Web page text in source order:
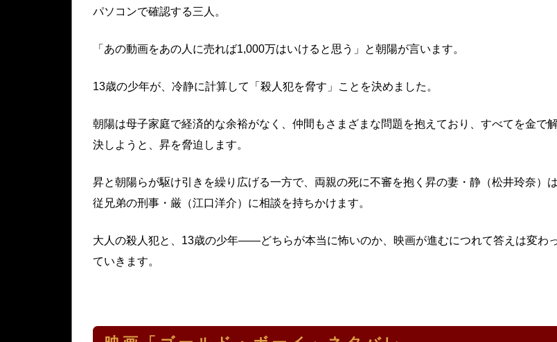
パソコンで確認する三人。
「あの動画をあの人に売れば1,000万はいけると思う」と朝陽が言います。
13歳の少年が、冷静に計算して「殺人犯を脅す」ことを決めました。
朝陽は母子家庭で経済的な余裕がなく、仲間もさまざまな問題を抱えており、すべてを金で
決しようと、昇を脅迫します。
昇と朝陽らが駆け引きを繰り広げる一方で、両親の死に不審を抱く昇の妻・静（松井玲奈）は
従兄弟の刑事・厳（江口洋介）に相談を持ちかけます。
大人の殺人犯と、13歳の少年——どちらが本当に怖いのか、映画が進むにつれて答えは変わ
ていきます。